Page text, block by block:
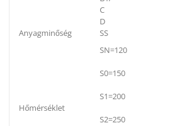
C
D
Anyagminőség
SS
Hőmérséklet
SN=120
S0=150
S1=200
S2=250